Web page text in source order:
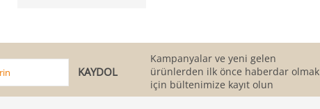
Kampanyalar ve yeni gelen
ürünlerden ilk önce haberdar olmak
için bültenimize kayıt olun